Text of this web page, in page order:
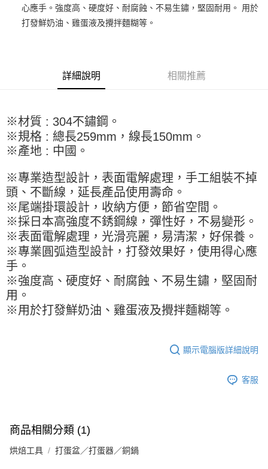
全盈+PAY
AFTEE先享後付是「在收到商品之後才付款」的支付方式。 讓您購物簡單
３．安心：先確認商品／服務後，再付款。
【「AFTEE先享後付」結帳流程】
１．於結帳方式選擇「AFTEE先享後付」後，將跳轉至「AFTEE先享後付」
結帳頁面，進行簡訊認證並確認金額後，即可完成結帳。
２．訂單成立數日內，您將收到繳費通知簡訊。
３．收到繳費通知簡訊後14天內，點擊此簡訊中的連結，可透過四大超商／
ATM／網路銀行／等多元方式進行付款，方視為交易完成。
※ 請注意：結帳手續完成當下不需立刻繳費，但若您需要取消訂單，請聯絡
購買商品的店家。未經商家同意取消之訂單仍視為有效，需透過AFTEE先享
後付繳納相關費用。
※ 交易是否成功請以「AFTEE先享後付 」之結帳頁面顯示為準，若有關於
是否繳費成功／繳費後需取消欲退款等相關疑問，請聯繫「AFTEE先享後付
客戶支援中心」https://netprotections.freshdesk.com/support/home
【注意事項】
１．透過由恩沛科技股份有限公司提供之「AFTEE先享後付」服務完成之交
易，需依本服務之必要範圍內提供個人資料，並將交易相關給付款項請求債
權轉讓予恩沛科技股份有限公司。
「AFTEE先享後付」，若未經同意申辦者引起之損失，本公司不負相關責
４．使用「AFTEE先享後付」時，將依據個別帳號之用戶狀況，依本公司即
時審查核予不同之上限額度；若仍有額度不足之情形，本公司將視審查結果
全家取貨付款-重量限制含紙箱10kg，請控制商品重量在9~9.5
kg
每筆NT$90，滿NT$990(含以上)免運費
付款後全家取貨-重量限制含紙箱10kg，請控制商品重量在9~
9.5kg
每筆NT$90，滿NT$990(含以上)免運費
7-11取貨付款-重量限制含紙箱10kg，請控制商品重量在9~9.5
kg
每筆NT$90，滿NT$990(含以上)免運費
付款後7-11取貨-重量限制含紙箱10kg，請控制商品重量在9~
9.5kg
每筆NT$90，滿NT$990(含以上)免運費
心應手。強度高、硬度好、耐腐蝕、不易生鏽，堅固耐用。 用於
打發鮮奶油、雞蛋液及攪拌麵糊等。
詳細說明 相關推薦
※材質 : 304不鏽鋼。
※規格 : 總長259mm，線長150mm。
※產地 : 中國。
※專業造型設計，表面電解處理，手工組裝不掉
頭、不斷線，延長產品使用壽命。
※尾端掛環設計，收納方便，節省空間。
※採日本高強度不銹鋼線，彈性好，不易變形。
※表面電解處理，光滑亮麗，易清潔，好保養。
※專業圓弧造型設計，打發效果好，使用得心應
手。
※強度高、硬度好、耐腐蝕、不易生鏽，堅固耐
用。
※用於打發鮮奶油、雞蛋液及攪拌麵糊等。
顯示電腦版詳細說明
客服
商品相關分類 (1)
烘焙工具 打蛋盆／打蛋器／銅鍋